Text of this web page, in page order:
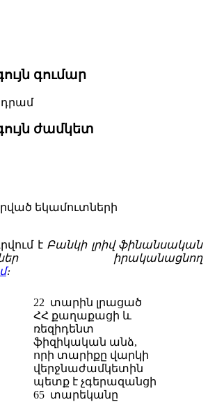
գումար
դրամ
ժամկետ
եկամուտների
է Բանկի լրիվ ֆինանսական
իրականացնող
։
22 տարին լրացած
ՀՀ քաղաքացի և
ռեզիդենտ
ֆիզիկական անձ,
որի տարիքը վարկի
վերջնաժամկետին
պետք է չգերազանցի
65 տարեկանը